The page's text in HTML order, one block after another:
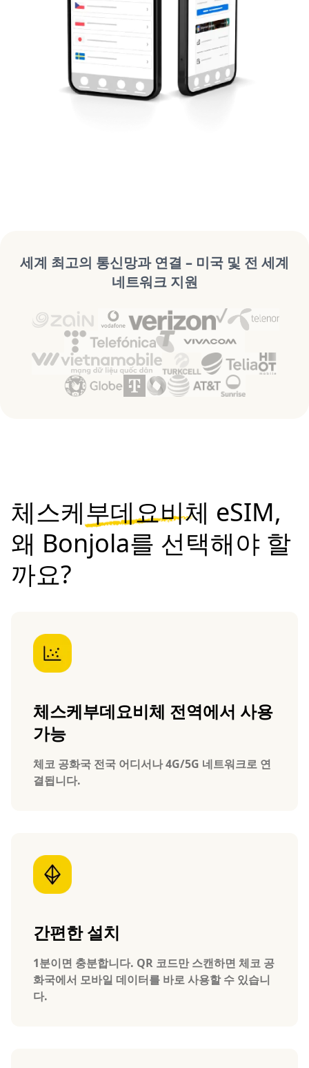
세계 최고의 통신망과 연결 – 미국 및 전 세계
네트워크 지원
체스케부데요비체 eSIM,
왜 Bonjola를 선택해야 할
까요?
체스케부데요비체 전역에서 사용
가능
체코 공화국 전국 어디서나 4G/5G 네트워크로 연
결됩니다.
간편한 설치
1분이면 충분합니다. QR 코드만 스캔하면 체코 공
화국에서 모바일 데이터를 바로 사용할 수 있습니
다.